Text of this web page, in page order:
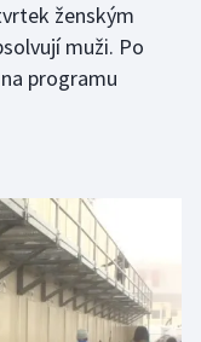
ženským
muži. Po
programu